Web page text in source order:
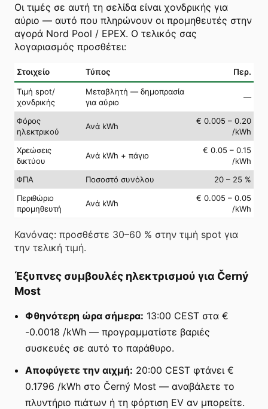
Οι τιμές σε αυτή τη σελίδα είναι χονδρικής για
αύριο — αυτό που πληρώνουν οι προμηθευτές στην
αγορά Nord Pool / EPEX. Ο τελικός σας
λογαριασμός προσθέτει:
Στοιχείο Τύπος Περ.
Τιμή spot/
χονδρικής
Μεταβλητή — δημοπρασία
για αύριο
—
Φόρος
ηλεκτρικού
Ανά kWh
€ 0.005 – 0.20
/kWh
Χρεώσεις
δικτύου
Ανά kWh + πάγιο
€ 0.05 – 0.15
/kWh
ΦΠΑ
Ποσοστό συνόλου
20 – 25 %
Περιθώριο
προμηθευτή
Ανά kWh
€ 0.005 – 0.05
/kWh
Κανόνας: προσθέστε 30–60 % στην τιμή spot για
την τελική τιμή.
Έξυπνες συμβουλές ηλεκτρισμού για Černý
Most
Φθηνότερη ώρα σήμερα: 13:00 CEST στα €
-0.0018 /kWh — προγραμματίστε βαριές
συσκευές σε αυτό το παράθυρο.
Αποφύγετε την αιχμή: 20:00 CEST φτάνει €
0.1796 /kWh στο Černý Most — αναβάλετε το
πλυντήριο πιάτων ή τη φόρτιση EV αν μπορείτε.